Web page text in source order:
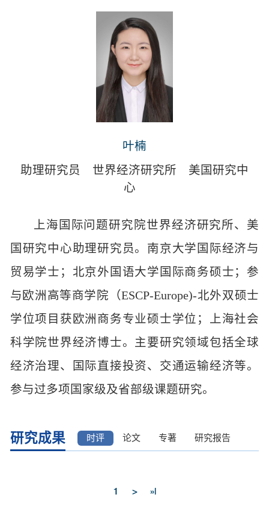
叶楠
助理研究员
世界经济研究所
美国研究中
心
上海国际问题研究院世界经济研究所、美
国研究中心助理研究员。南京大学国际经济与
贸易学士；北京外国语大学国际商务硕士；参
与欧洲高等商学院（ESCP-Europe)-北外双硕士
学位项目获欧洲商务专业硕士学位；上海社会
科学院世界经济博士。主要研究领域包括全球
经济治理、国际直接投资、交通运输经济等。
参与过多项国家级及省部级课题研究。
研究成果 时评 论文 专著 研究报告